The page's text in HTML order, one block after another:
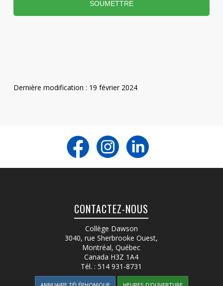
Dernière modification : 19 février 2024
CONTACTEZ-NOUS
Collège Dawson
3040, rue Sherbrooke Ouest,
Montréal, Québec
Canada H3Z 1A4
Tél. :514 931-8731